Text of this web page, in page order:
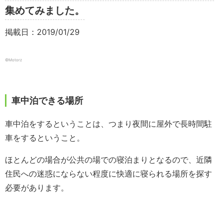
集めてみました。
掲載日：2019/01/29
©︎Motorz
車中泊できる場所
車中泊をするということは、つまり夜間に屋外で長時間駐
車をするということ。
ほとんどの場合が公共の場での寝泊まりとなるので、近隣
住民への迷惑にならない程度に快適に寝られる場所を探す
必要があります。